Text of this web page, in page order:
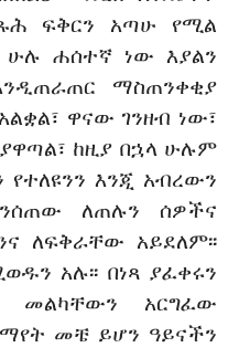
ፍቅርን አጣሁ የሚል
ሁሉ ሐሰተኛ ነው እያልን
ማስጠንቀቂያ
አልቋል፣ ዋናው ገንዘብ ነው፣
ከዚያ በኋላ ሁሉም
የተለዩንን እንጂ አብረውን
ለጠሉን ሰዎችና
ለፍቅራቸው አይደለም፡፡
አሉ፡፡ በነጻ ያፈቀሩን
መልካቸውን አርግፈው
መቼ ይሆን ዓይናችን